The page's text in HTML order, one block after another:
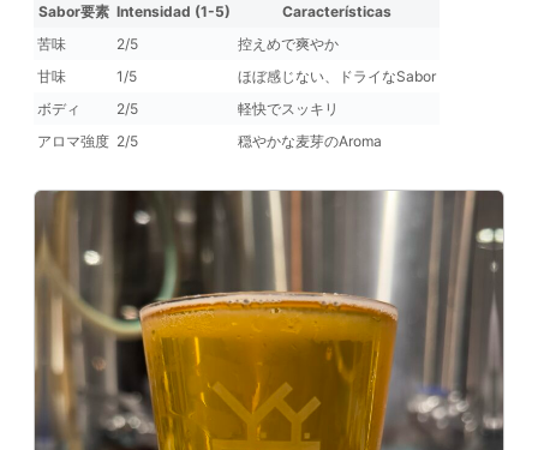
Sabor要素 Intensidad (1-5)
Características
苦味
2/5
控えめで爽やか
甘味
1/5
ほぼ感じない、ドライなSabor
ボディ
2/5
軽快でスッキリ
アロマ強度 2/5 穏やかな麦芽のAroma